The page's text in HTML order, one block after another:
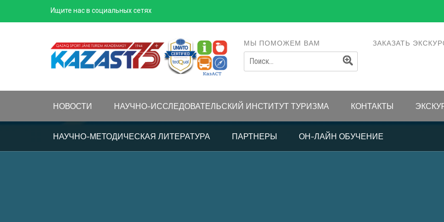
Ищите нас в социальных сетях
МЫ ПОМОЖЕМ ВАМ
НАЙТИ:
ЗАКАЗАТЬ
НОВОСТИ НАУЧНО-ИССЛЕДОВАТЕЛЬСКИЙ ИНСТИТУТ ТУРИЗМА КОНТАКТЫ
НАУЧНО-МЕТОДИЧЕСКАЯ ЛИТЕРАТУРА ПАРТНЕРЫ ОН-ЛАЙН ОБУЧЕНИЕ